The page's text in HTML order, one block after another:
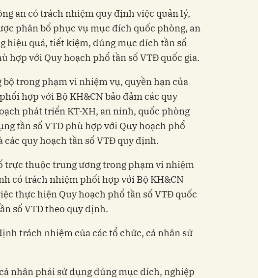
an có trách nhiệm quy định việc quản lý,
phân bổ phục vụ mục đích quốc phòng, an
hiệu quả, tiết kiệm, đúng mục đích tần số
hợp với Quy hoạch phổ tần số VTĐ quốc gia.
bộ trong phạm vi nhiệm vụ, quyền hạn của
hợp với Bộ KH&CN bảo đảm các quy
phát triển KT-XH, an ninh, quốc phòng
tần số VTĐ phù hợp với Quy hoạch phổ
các quy hoạch tần số VTĐ quy định.
trực thuộc trung ương trong phạm vi nhiệm
có trách nhiệm phối hợp với Bộ KH&CN
thực hiện Quy hoạch phổ tần số VTĐ quốc
số VTĐ theo quy định.
trách nhiệm của các tổ chức, cá nhân sử
nhân phải sử dụng đúng mục đích, nghiệp